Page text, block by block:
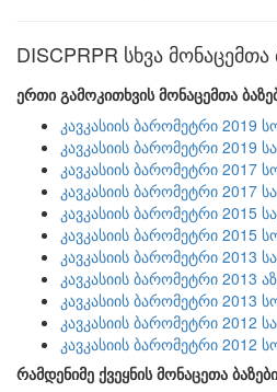
DISCPRPR სხვა მონაცემთა
ერთი გამოკითხვის მონაცემთა
კავკასიის ბარომეტრი 2019
კავკასიის ბარომეტრი 2019
კავკასიის ბარომეტრი 2017
კავკასიის ბარომეტრი 2017
კავკასიის ბარომეტრი 2015
კავკასიის ბარომეტრი 2015
კავკასიის ბარომეტრი 2013
კავკასიის ბარომეტრი 2013
კავკასიის ბარომეტრი 2013
კავკასიის ბარომეტრი 2012
კავკასიის ბარომეტრი 2012
რამდენიმე ქვეყნის მონაცეთა ბაზები